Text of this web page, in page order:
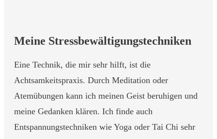
Meine Stressbewältigungstechniken
Eine Technik, die mir sehr hilft, ist die
Achtsamkeitspraxis. Durch Meditation oder
Atemübungen kann ich meinen Geist beruhigen und
meine Gedanken klären. Ich finde auch
Entspannungstechniken wie Yoga oder Tai Chi sehr